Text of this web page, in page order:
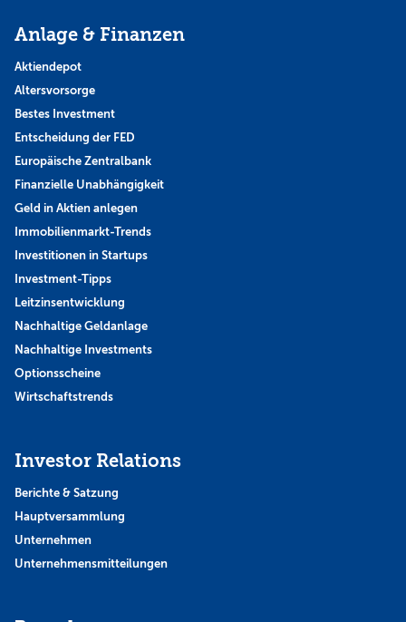
Anlage & Finanzen
Aktiendepot
Altersvorsorge
Bestes Investment
Entscheidung der FED
Europäische Zentralbank
Finanzielle Unabhängigkeit
Geld in Aktien anlegen
Immobilienmarkt-Trends
Investitionen in Startups
Investment-Tipps
Leitzinsentwicklung
Nachhaltige Geldanlage
Nachhaltige Investments
Optionsscheine
Wirtschaftstrends
Investor Relations
Berichte & Satzung
Hauptversammlung
Unternehmen
Unternehmensmitteilungen